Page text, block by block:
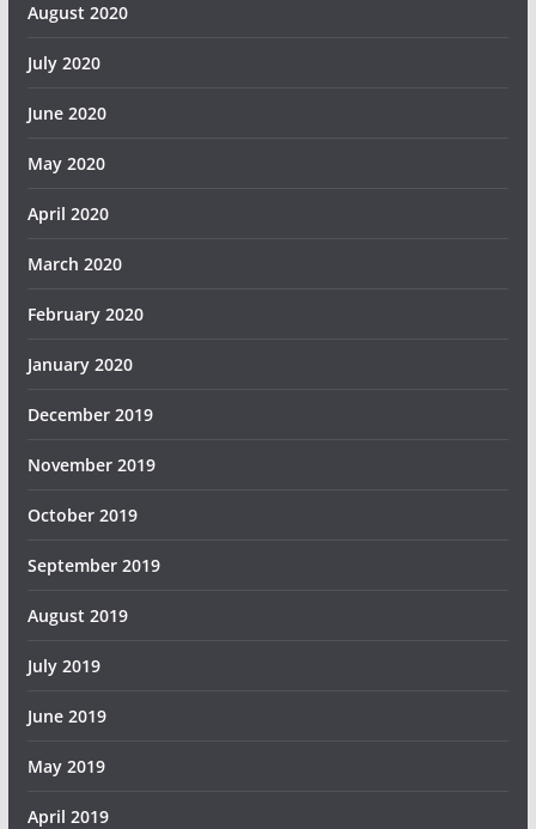
August 2020
July 2020
June 2020
May 2020
April 2020
March 2020
February 2020
January 2020
December 2019
November 2019
October 2019
September 2019
August 2019
July 2019
June 2019
May 2019
April 2019